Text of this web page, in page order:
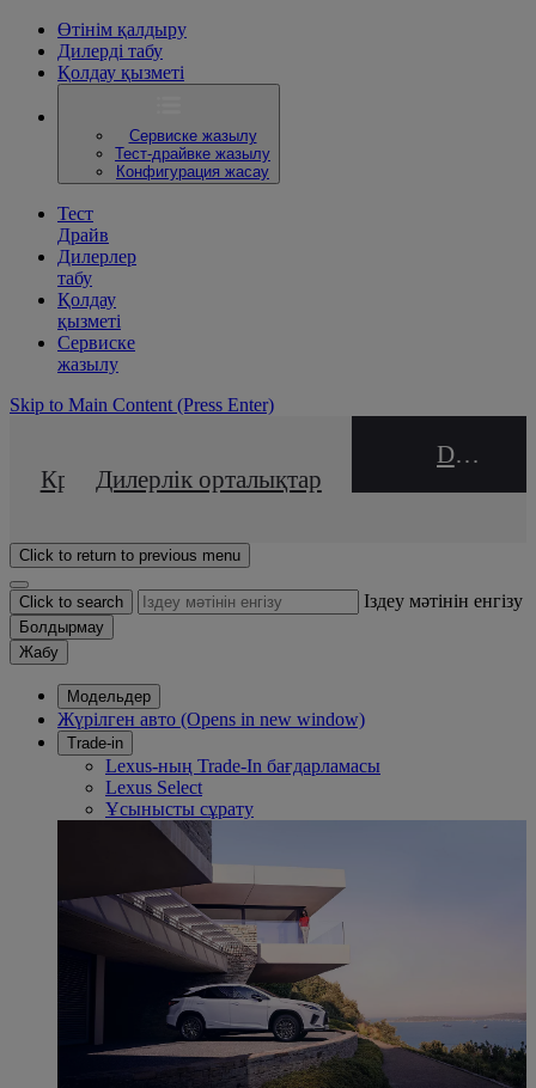
Өтінім қалдыру
Дилерді табу
Қолдау қызметі
Сервиске жазылу
Тест-драйвке жазылу
Конфигурация жасау
Тест
Драйв
Дилерлер
табу
Қолдау
қызметі
Сервиске
жазылу
Skip to Main Content (Press Enter)
Кредиттік калькулятор
Дилерлік орталықтар
DEALER NAME
Click to return to previous menu
Click to search Іздеу мәтінін енгізу
Болдырмау
Жабу
Модельдер
Жүрілген авто (Opens in new window)
Trade-in
Lexus-ның Trade-In бағдарламасы
Lexus Select
Ұсынысты сұрату